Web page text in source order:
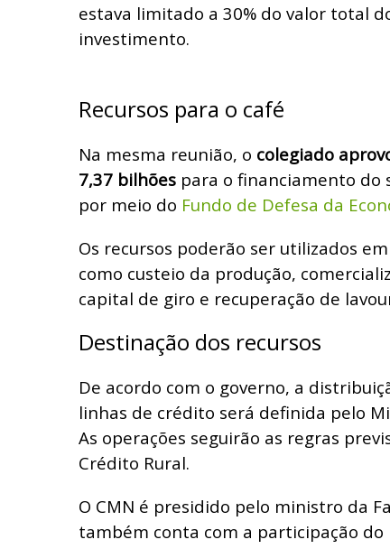
estava limitado a 30% do valor total
investimento.
Recursos para o café
Na mesma reunião, o colegiado
7,37 bilhões para o financiamento do
por meio do Fundo de Defesa da
Os recursos poderão ser utilizados
como custeio da produção,
capital de giro e recuperação de
Destinação dos recursos
De acordo com o governo, a
linhas de crédito será definida pelo
As operações seguirão as regras
Crédito Rural.
O CMN é presidido pelo ministro da
também conta com a participação do